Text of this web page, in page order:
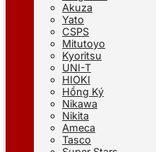
Akuza
Yato
CSPS
Mitutoyo
Kyoritsu
UNI-T
HIOKI
Hồng Ký
Nikawa
Nikita
Ameca
Tasco